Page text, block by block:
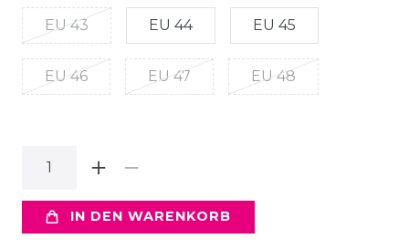
EU 43 EU 44 EU 45
EU 46 EU 47 EU 48
IN DEN WARENKORB